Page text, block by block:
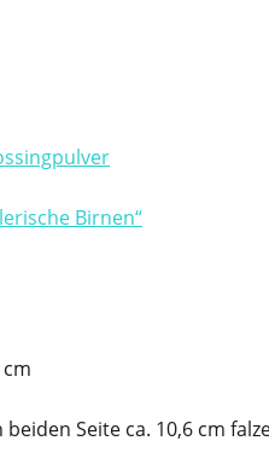
Birnen“
Seite ca. 10,6 cm